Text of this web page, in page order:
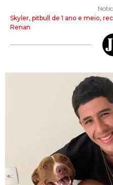
Skyler, pitbull de 1 ano e meio,
Renan